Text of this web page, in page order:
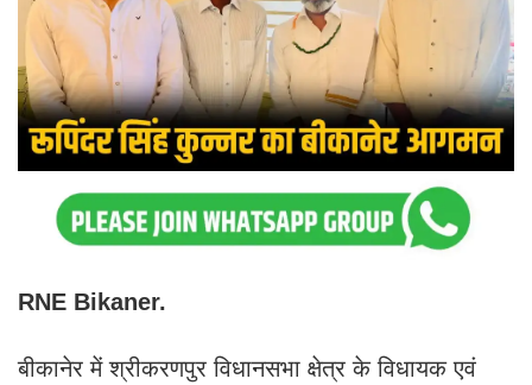
RNE Bikaner.
बीकानेर में श्रीकरणपुर विधानसभा क्षेत्र के विधायक एवं